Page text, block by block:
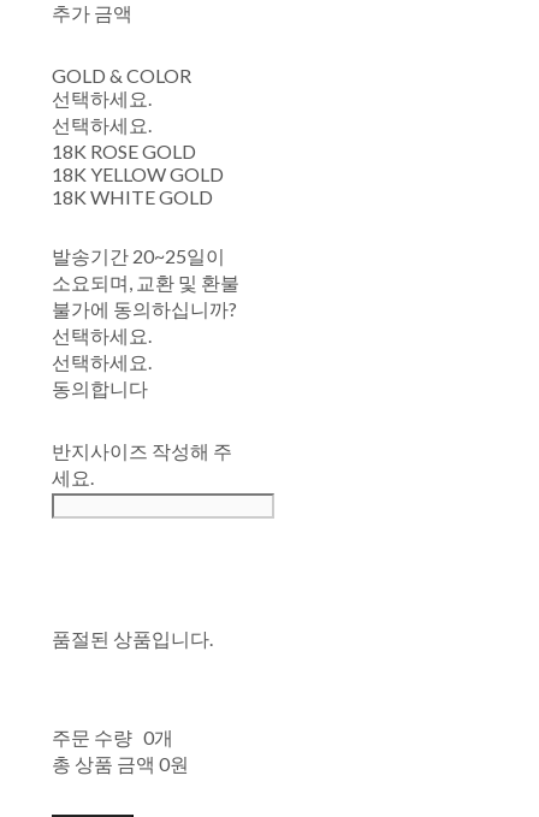
추가 금액
GOLD & COLOR
선택하세요.
선택하세요.
18K ROSE GOLD
18K YELLOW GOLD
18K WHITE GOLD
발송기간 20~25일이
소요되며, 교환 및 환불
불가에 동의하십니까?
선택하세요.
선택하세요.
동의합니다
반지사이즈 작성해 주
세요.
품절된 상품입니다.
주문 수량 0개
총 상품 금액 0원